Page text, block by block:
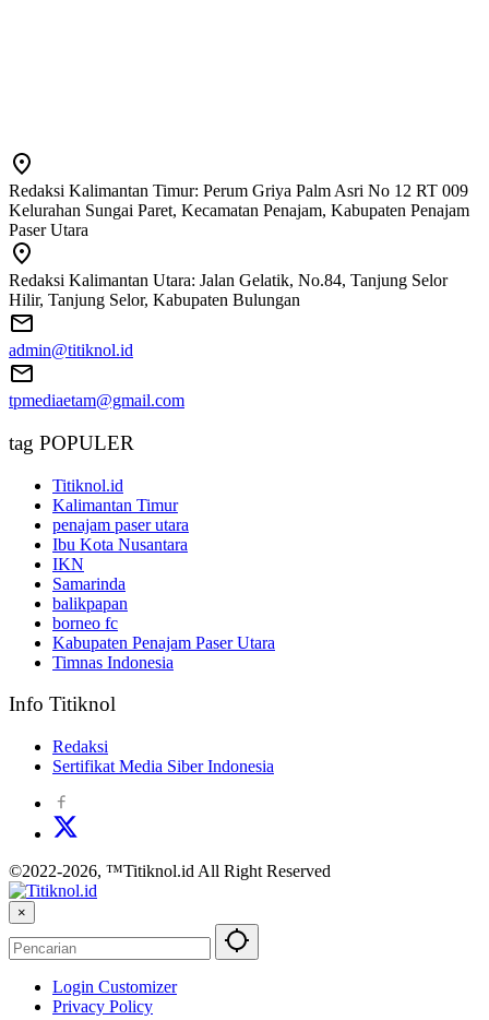
Redaksi Kalimantan Timur: Perum Griya Palm Asri No 12 RT 009
Kelurahan Sungai Paret, Kecamatan Penajam, Kabupaten Penajam
Paser Utara
Redaksi Kalimantan Utara: Jalan Gelatik, No.84, Tanjung Selor
Hilir, Tanjung Selor, Kabupaten Bulungan
admin@titiknol.id
tpmediaetam@gmail.com
tag POPULER
Titiknol.id
Kalimantan Timur
penajam paser utara
Ibu Kota Nusantara
IKN
Samarinda
balikpapan
borneo fc
Kabupaten Penajam Paser Utara
Timnas Indonesia
Info Titiknol
Redaksi
Sertifikat Media Siber Indonesia
©2022-2026, ™Titiknol.id All Right Reserved
×
Login Customizer
Privacy Policy